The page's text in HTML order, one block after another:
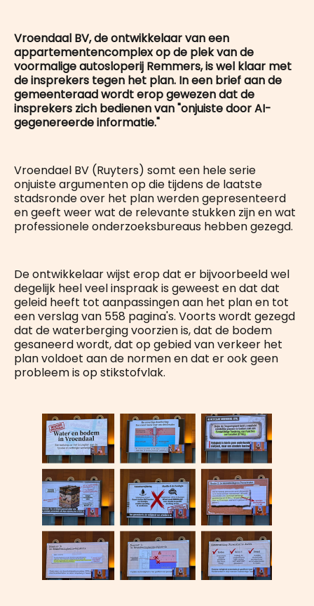
Vroendaal BV, de ontwikkelaar van een
appartementencomplex op de plek van de
voormalige autosloperij Remmers, is wel klaar met
de insprekers tegen het plan. In een brief aan de
gemeenteraad wordt erop gewezen dat de
insprekers zich bedienen van "onjuiste door AI-
gegenereerde informatie."
Vroendael BV (Ruyters) somt een hele serie
onjuiste argumenten op die tijdens de laatste
stadsronde over het plan werden gepresenteerd
en geeft weer wat de relevante stukken zijn en wat
professionele onderzoeksbureaus hebben gezegd.
De ontwikkelaar wijst erop dat er bijvoorbeeld wel
degelijk heel veel inspraak is geweest en dat dat
geleid heeft tot aanpassingen aan het plan en tot
een verslag van 558 pagina's. Voorts wordt gezegd
dat de waterberging voorzien is, dat de bodem
gesaneerd wordt, dat op gebied van verkeer het
plan voldoet aan de normen en dat er ook geen
probleem is op stikstofvlak.